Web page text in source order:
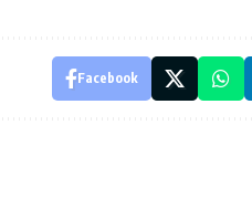
Facebook